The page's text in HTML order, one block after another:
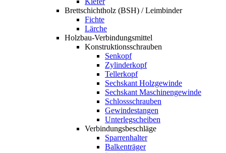
Brettschichtholz (BSH) / Leimbinder
Fichte
Lärche
Holzbau-Verbindungsmittel
Konstruktionsschrauben
Senkopf
Zylinderkopf
Tellerkopf
Sechskant Holzgewinde
Sechskant Maschinengewinde
Schlossschrauben
Gewindestangen
Unterlegscheiben
Verbindungsbeschläge
Sparrenhalter
Balkenträger